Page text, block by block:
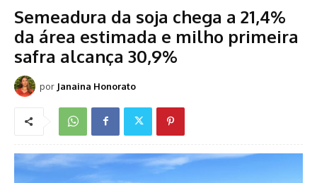
Semeadura da soja chega a 21,4%
da área estimada e milho primeira
safra alcança 30,9%
por Janaina Honorato